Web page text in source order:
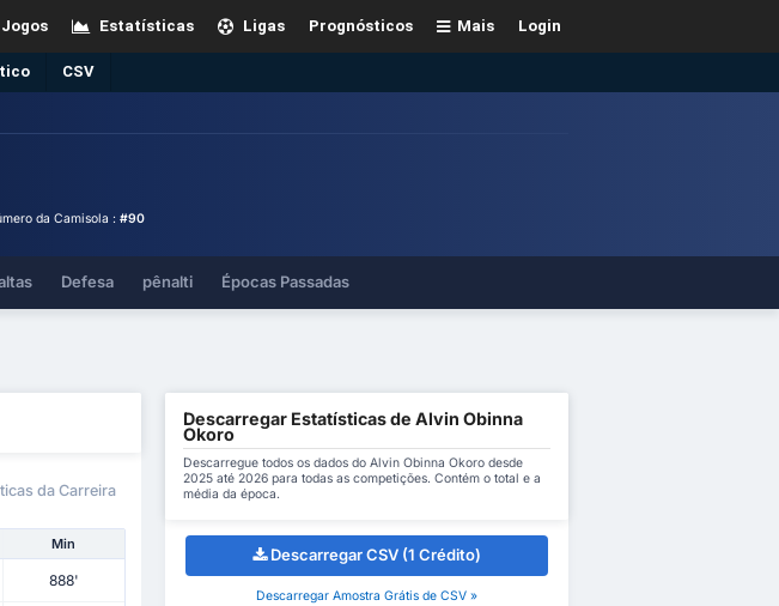
Login
Mais
Prognósticos
Ligas
Estatísticas
Jogos
CSV
da Camisola : #90
Defesa pênalti Épocas Passadas
da Carreira
Min
888'
Descarregar Estatísticas de Alvin Obinna
Okoro
Descarregue todos os dados do Alvin Obinna Okoro desde
2025 até 2026 para todas as competições. Contém o total e a
média da época.
Descarregar CSV (1 Crédito)
Descarregar Amostra Grátis de CSV »